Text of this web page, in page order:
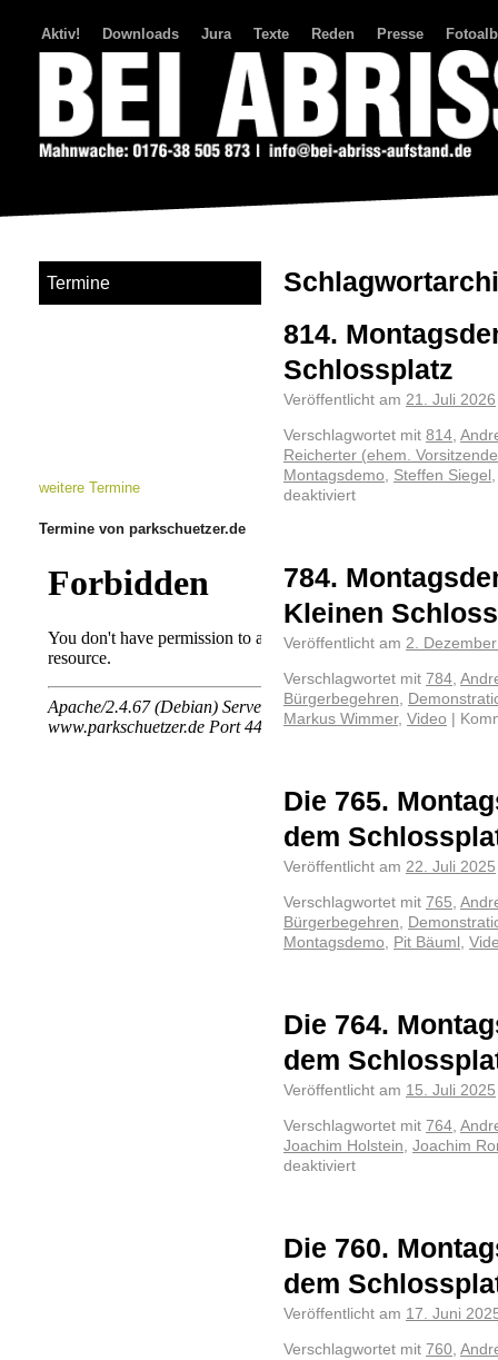
Aktiv! Downloads Jura Texte Reden Presse
814.
Schlossplatz
Veröffentlicht am 21. Juli 2026
Verschlagwortet mit 814,
Reicherter (ehem.
Montagsdemo, Steffen Siegel
deaktiviert
784.
Kleinen
Veröffentlicht am 2.
Verschlagwortet mit 784,
Bürgerbegehren,
Markus Wimmer, Video
Die 765.
dem
Veröffentlicht am 22. Juli 2025
Verschlagwortet mit 765,
Bürgerbegehren,
Montagsdemo, Pit Bäuml ,
Die 764.
dem
Veröffentlicht am 15. Juli 2025
Verschlagwortet mit 764,
Joachim Holstein, Joachim
deaktiviert
Die 760.
dem
Veröffentlicht am 17. Juni
Verschlagwortet mit 760,
Termine
weitere Termine
Termine von parkschuetzer.de